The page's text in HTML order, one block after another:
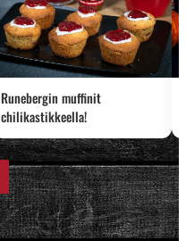
Runebergin muffinit
chilikastikkeella!